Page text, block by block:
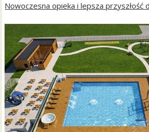
Nowoczesna opieka i lepsza przyszłość